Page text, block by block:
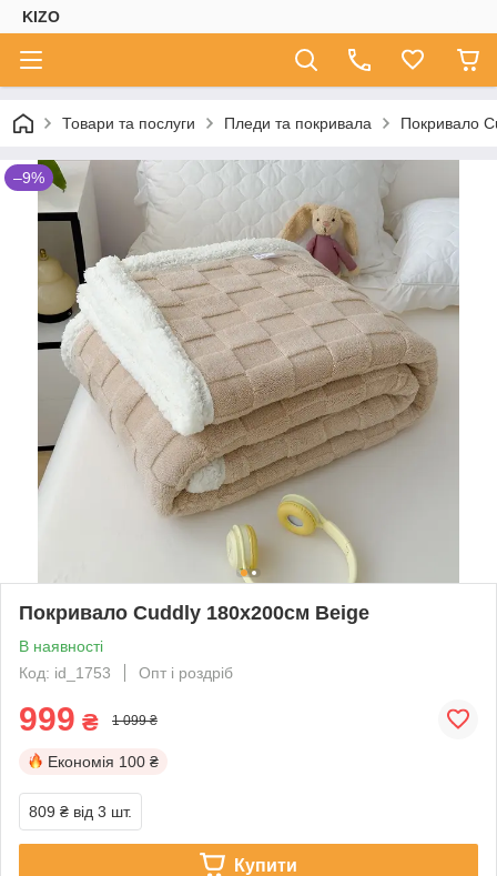
KIZO
Товари та послуги Пледи та покривала Покривало
–9%
Покривало Cuddly 180х200см Beige
В наявності
Код: id_1753
Опт і роздріб
999 ₴ 1 099 ₴
Економія 100 ₴
809 ₴ від 3 шт.
Купити